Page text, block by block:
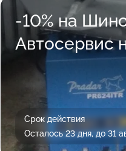
-10% на
Автосервис
Срок действия
Осталось 23 дня, до 31